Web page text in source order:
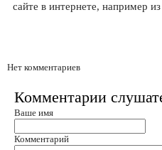
сайте в интернете, например из
Нет комментариев
Комментарии
Ваше имя
Комментарий